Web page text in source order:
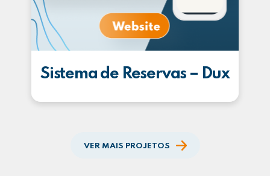
Sistema de Reservas – Dux
VER MAIS PROJETOS